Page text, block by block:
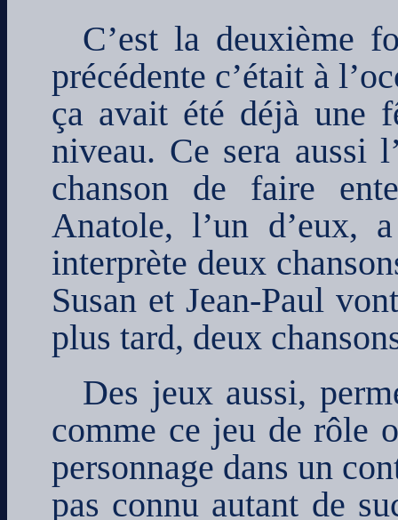
C’est la deuxième
précédente c’était à
ça avait été déjà une
niveau. Ce sera aussi
chanson de faire
Anatole, l’un d’eux,
interprète deux
Susan et Jean-Paul
plus tard, deux
Des jeux aussi,
comme ce jeu de rôle
personnage dans un
pas connu autant de